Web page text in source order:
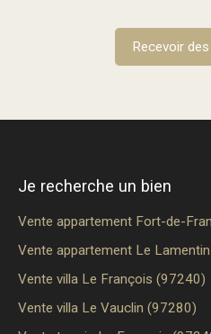
Recevoir
Je recherche un bien
Vente appartement Fort-de-
Vente appartement Le
Vente villa Le François (97240)
Vente villa Le Vauclin (97280)